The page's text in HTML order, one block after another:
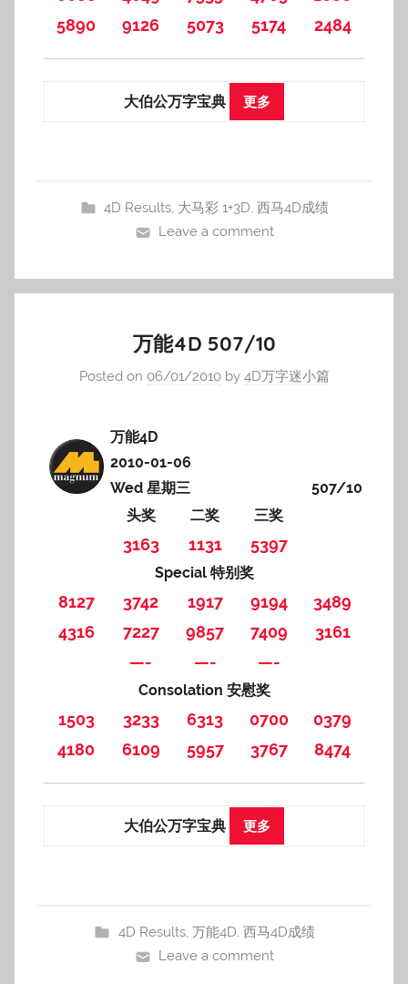
5890
9126 5073 5174 2484
大伯公万字宝典 更多
4D Results, 大马彩 1+3D,西马4D成绩
Leave a comment
万能4D 507/10
Posted on 06/01/2010by 4D万字迷小篇
万能4D
2010-01-06
Wed 星期三
507/10
头奖
二奖 三奖
3163 1131 5397
Special 特别奖
8127 3742 1917 9194
3489
4316
7227 9857 7409
3161
—-
—- —-
Consolation 安慰奖
1503 3233 6313 0700
0379
4180
6109 5957 3767 8474
大伯公万字宝典 更多
4D Results, 万能4D, 西马4D成绩
Leave a comment